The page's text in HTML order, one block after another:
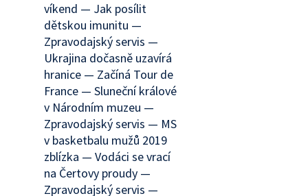
víkend — Jak posílit
dětskou imunitu —
Zpravodajský servis —
Ukrajina dočasně uzavírá
hranice — Začíná Tour de
France — Sluneční králové
v Národním muzeu —
Zpravodajský servis — MS
v basketbalu mužů 2019
zblízka — Vodáci se vrací
na Čertovy proudy —
Zpravodajský servis —